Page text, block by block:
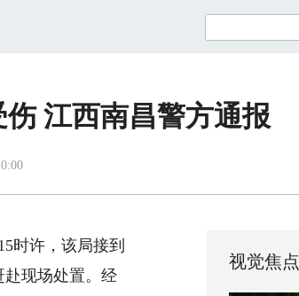
江西南昌警方通报
时许，该局接到
赴现场处置。经
视觉焦点